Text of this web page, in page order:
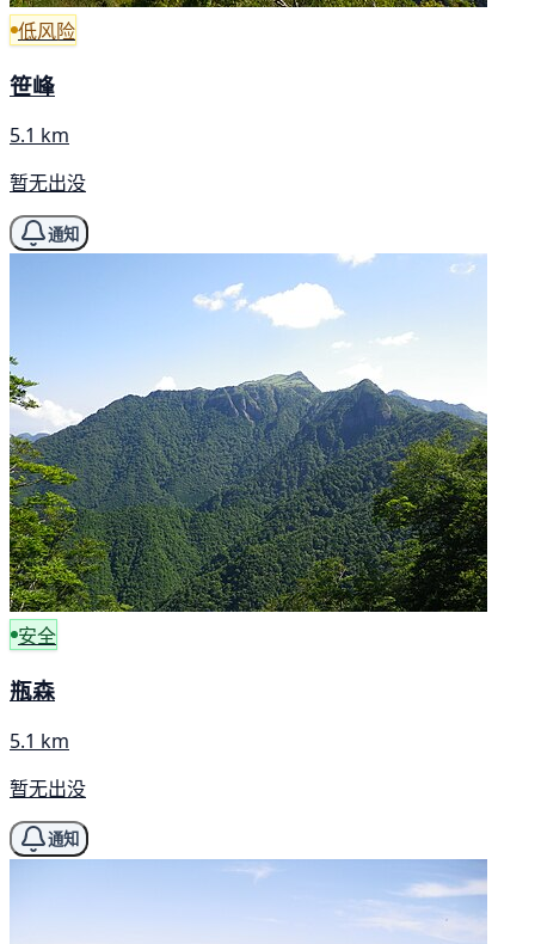
低风险
笹峰
5.1 km
暂无出没
通知
安全
瓶森
5.1 km
暂无出没
通知